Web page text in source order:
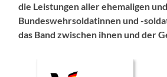
die Leistungen aller ehemaligen
Bundeswehrsoldatinnen und -
das Band zwischen ihnen und der